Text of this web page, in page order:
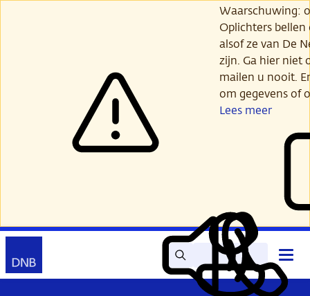
Waarschuwing:
Oplichters
alsof ze van De
zijn. Ga hier niet
mailen u nooit.
om gegevens of
Lees meer
Zoek Lees
voor
Mijn
DNB
Contact